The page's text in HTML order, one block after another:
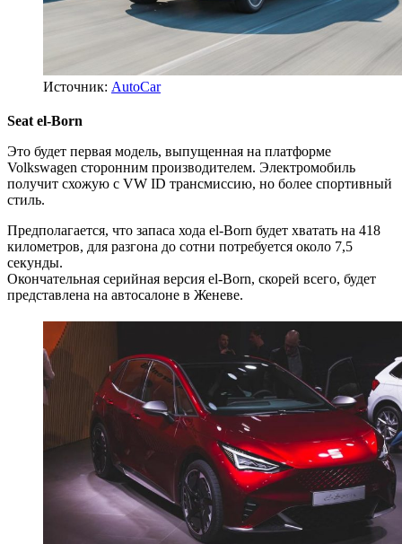
Источник: AutoCar
Seat el-Born
Это будет первая модель, выпущенная на платформе
Volkswagen сторонним производителем. Электромобиль
получит схожую с VW ID трансмиссию, но более спортивный
стиль.
Предполагается, что запаса хода el-Born будет хватать на 418
километров, для разгона до сотни потребуется около 7,5
секунды.
Окончательная серийная версия el-Born, скорей всего, будет
представлена на автосалоне в Женеве.